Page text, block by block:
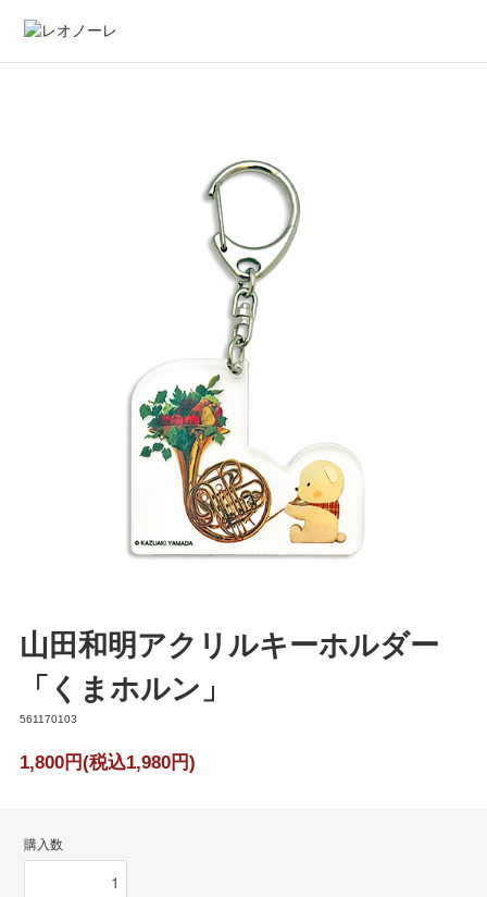
山田和明アクリルキーホルダー
「くまホルン」
561170103
1,800円(税込1,980円)
購入数